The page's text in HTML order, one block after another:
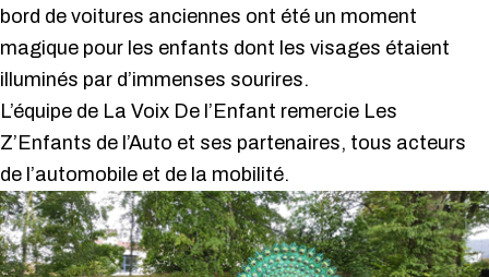
bord de voitures anciennes ont été un moment
magique pour les enfants dont les visages étaient
illuminés par d’immenses sourires.
L’équipe de La Voix De l’Enfant remercie Les
Z’Enfants de l’Auto et ses partenaires, tous acteurs
de l’automobile et de la mobilité.